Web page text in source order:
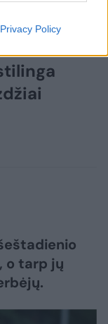
Privacy Policy
o tarp jų